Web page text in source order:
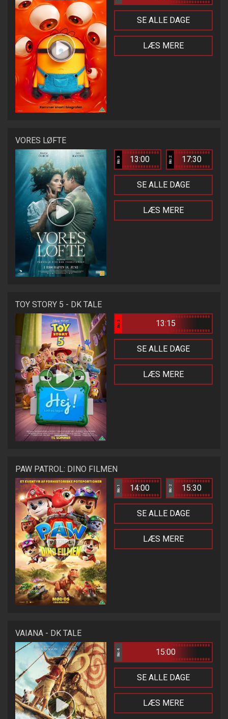
SE ALLE DAGE
LÆS MERE
VORES LØFTE
Bio 3 13:00 Bio 2 17:30
SE ALLE DAGE
LÆS MERE
TOY STORY 5 - DK TALE
Bio 2 13:15
SE ALLE DAGE
LÆS MERE
PAW PATROL: DINO FILMEN
Bio 1 14:00 Bio 2 15:30
SE ALLE DAGE
LÆS MERE
VAIANA - DK TALE
Bio 4 15:00
SE ALLE DAGE
LÆS MERE